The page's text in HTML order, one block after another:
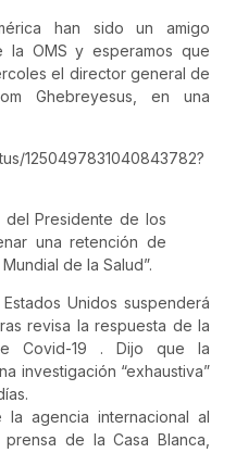
han sido un amigo
OMS y esperamos que
el director general de
Ghebreyesus, en una
1250497831040843782?
del Presidente de los
una retención de
de la Salud”.
Unidos suspenderá
revisa la respuesta de la
Covid-19 . Dijo que la
investigación “exhaustiva”
agencia internacional al
de la Casa Blanca,